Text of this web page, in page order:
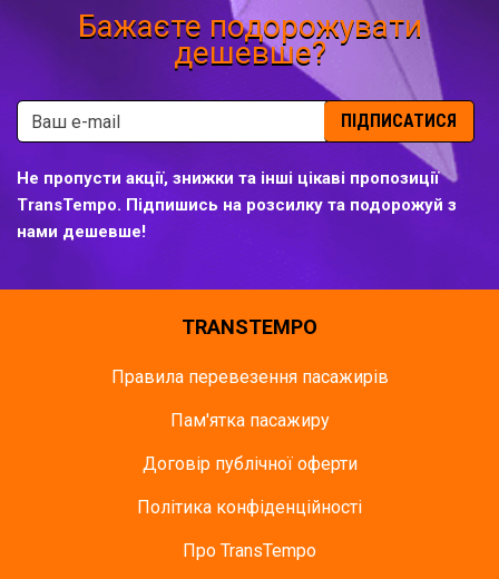
Бажаєте подорожувати
дешевше?
ПІДПИСАТИСЯ
Не пропусти акції, знижки та інші цікаві пропозиції
TransTempo. Підпишись на розсилку та подорожуй з
нами дешевше!
TRANSTEMPO
Правила перевезення пасажирів
Пам'ятка пасажиру
Договір публічної оферти
Політика конфіденційності
Про TransTempo